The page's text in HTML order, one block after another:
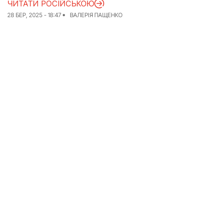
Досьє
Репортажі
28 БЕР, 2025 - 18:47 ВАЛЕРІЯ ПАЩЕНКО
ЧИТАТИ РОСІЙСЬКОЮ